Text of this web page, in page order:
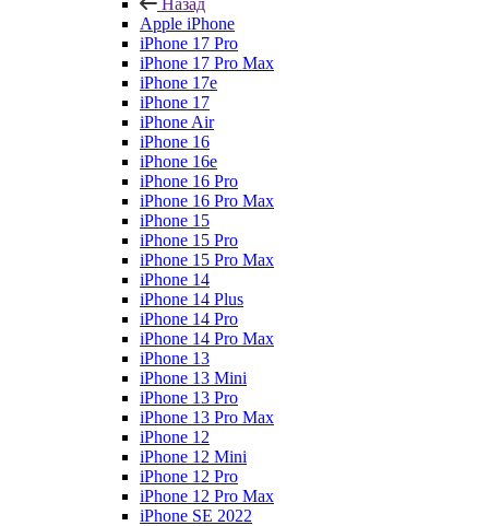
Назад
Apple iPhone
iPhone 17 Pro
iPhone 17 Pro Max
iPhone 17e
iPhone 17
iPhone Air
iPhone 16
iPhone 16e
iPhone 16 Pro
iPhone 16 Pro Max
iPhone 15
iPhone 15 Pro
iPhone 15 Pro Max
iPhone 14
iPhone 14 Plus
iPhone 14 Pro
iPhone 14 Pro Max
iPhone 13
iPhone 13 Mini
iPhone 13 Pro
iPhone 13 Pro Max
iPhone 12
iPhone 12 Mini
iPhone 12 Pro
iPhone 12 Pro Max
iPhone SE 2022